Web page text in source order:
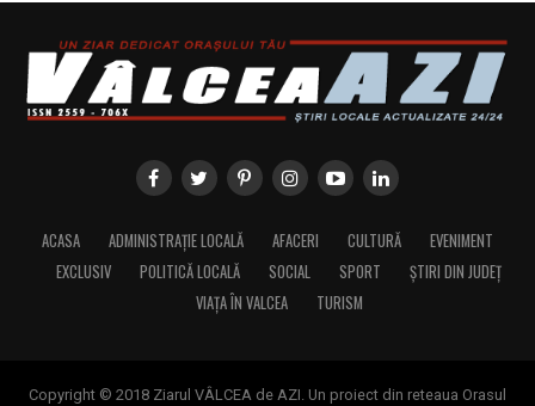
ACASA ADMINISTRAȚIE LOCALĂ AFACERI CULTURĂ
EVENIMENT
EXCLUSIV
POLITICĂ LOCALĂ SOCIAL SPORT
ȘTIRI DIN JUDEȚ
VIAȚA ÎN VALCEA
TURISM
Copyright © 2018 Ziarul VÂLCEA de AZI. Un proiect din reteaua Orasul